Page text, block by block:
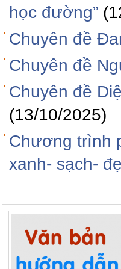
học đường”
Chuyên đề
Chuyên đề
Chuyên đề
(13/10/2025)
Chương trình
xanh- sạch-